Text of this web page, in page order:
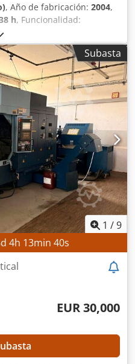
, Año de fabricación: 2004,
h, Funcionalidad:
de máquina/vehículo:
mm, recorrido del eje Y:700
, modelo de controlador:
del cabezal (máx.):8,000
garantizada al precio más
Recorrido del eje X:
mm Recorrido del eje Z:
rpm DETALLES DE LA
Modelo de control:
funcionamiento: 400 V /
Potencia: 35 kVA Corriente
6,3 A Horas de
5.238 h Horas de
h
Subasta
1 /9
d 4h 13min 38s
EUR 30,000